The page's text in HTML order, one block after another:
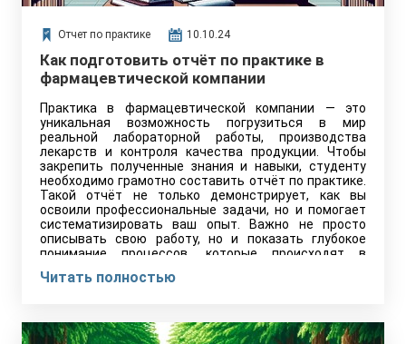
Отчет по практике 10.10.24
Как подготовить отчёт по практике в
фармацевтической компании
Практика в фармацевтической компании — это
уникальная возможность погрузиться в мир
реальной лабораторной работы, производства
лекарств и контроля качества продукции. Чтобы
закрепить полученные знания и навыки, студенту
необходимо грамотно составить отчёт по практике.
Такой отчёт не только демонстрирует, как вы
освоили профессиональные задачи, но и помогает
систематизировать ваш опыт. Важно не просто
описывать свою работу, но и показать глубокое
понимание процессов, которые происходят в
Читать полностью